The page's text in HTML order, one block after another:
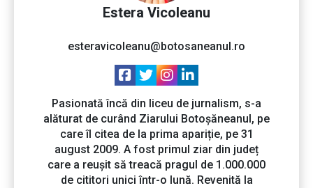
Estera Vicoleanu
esteravicoleanu@botosaneanul.ro
Pasionată încă din liceu de jurnalism, s-a
alăturat de curând Ziarului Botoșăneanul, pe
care îl citea de la prima apariție, pe 31
august 2009. A fost primul ziar din județ
care a reușit să treacă pragul de 1.000.000
de cititori unici într-o lună. Revenită la